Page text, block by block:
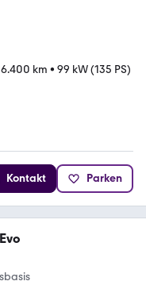
km • 99 kW (135 PS)
Kontakt Parken